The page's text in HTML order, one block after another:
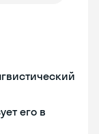
его в